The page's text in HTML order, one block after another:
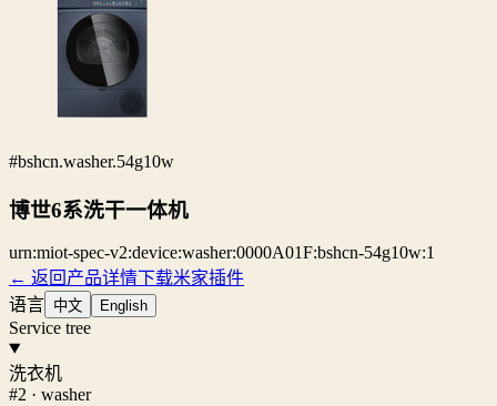
#bshcn.washer.54g10w
博世6系洗干一体机
urn:miot-spec-v2:device:washer:0000A01F:bshcn-54g10w:1
← 返回产品详情下载米家插件
语言 中文 English
Service tree
洗衣机
#2 · washer